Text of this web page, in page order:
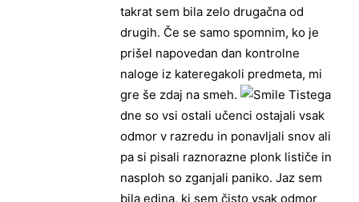
takrat sem bila zelo drugačna od
drugih. Če se samo spomnim, ko je
prišel napovedan dan kontrolne
naloge iz kateregakoli predmeta, mi
gre še zdaj na smeh.
Tistega
dne so vsi ostali učenci ostajali vsak
odmor v razredu in ponavljali snov ali
pa si pisali raznorazne plonk lističe in
nasploh so zganjali paniko. Jaz sem
bila edina, ki sem čisto vsak odmor